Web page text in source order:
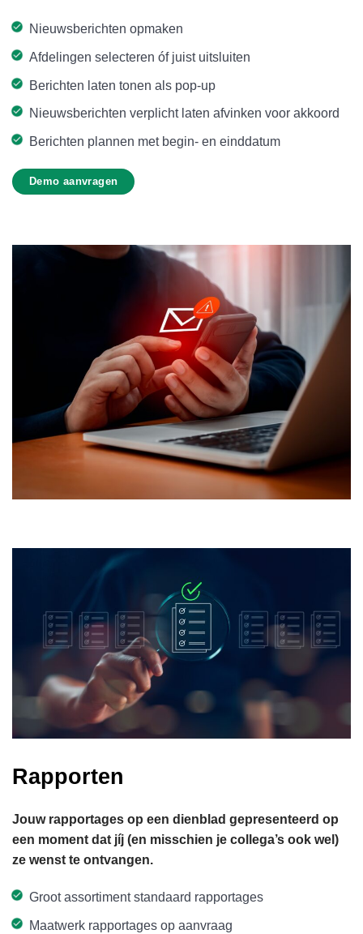
Nieuwsberichten opmaken
Afdelingen selecteren óf juist uitsluiten
Berichten laten tonen als pop-up
Nieuwsberichten verplicht laten afvinken voor akkoord
Berichten plannen met begin- en einddatum
Demo aanvragen
Rapporten
Jouw rapportages op een dienblad gepresenteerd op
een moment dat jíj (en misschien je collega’s ook wel)
ze wenst te ontvangen.
Groot assortiment standaard rapportages
Maatwerk rapportages op aanvraag